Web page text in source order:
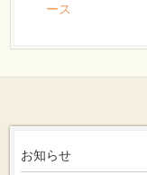
ース
お知らせ